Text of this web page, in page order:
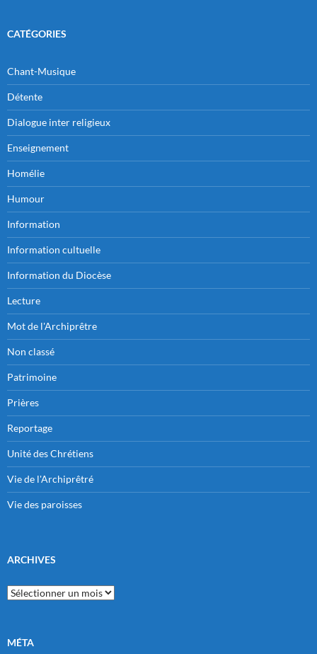
CATÉGORIES
Chant-Musique
Détente
Dialogue inter religieux
Enseignement
Homélie
Humour
Information
Information cultuelle
Information du Diocèse
Lecture
Mot de l'Archiprêtre
Non classé
Patrimoine
Prières
Reportage
Unité des Chrétiens
Vie de l'Archiprêtré
Vie des paroisses
ARCHIVES
Archives
MÉTA